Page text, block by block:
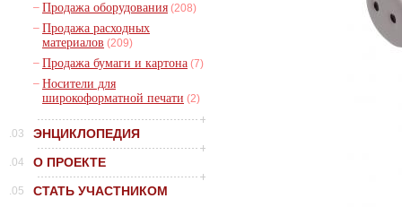
– Продажа оборудования (208)
– Продажа расходных
материалов (209)
– Продажа бумаги и картона (7)
– Носители для
широкоформатной печати (2)
.03 ЭНЦИКЛОПЕДИЯ
.04 О ПРОЕКТЕ
.05 СТАТЬ УЧАСТНИКОМ